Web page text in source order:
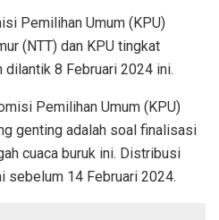
Pemilihan Umum (KPU)
(NTT) dan KPU tingkat
8 Februari 2024 ini.
Pemilihan Umum (KPU)
genting adalah soal finalisasi
cuaca buruk ini. Distribusi
sebelum 14 Februari 2024.